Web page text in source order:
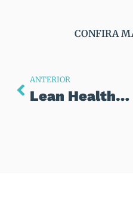
CONFIRA
ANTERIOR
Lean Healthcare + Design Thinking: quando eficiência e empatia se encontram